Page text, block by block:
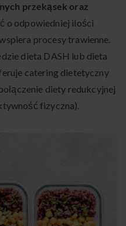
przekąsek oraz
o odpowiedniej ilości
procesy trawienne.
dieta DASH lub dieta
catering dietetyczny
diety redukcyjnej
fizyczna).